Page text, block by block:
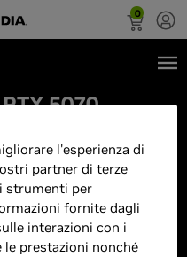
0
5070
192 bit,
core 2512
x HDMI 2.1b,
12GD
l'esperienza di
partner di terze
strumenti per
fornite dagli
interazioni con i
prestazioni nonché